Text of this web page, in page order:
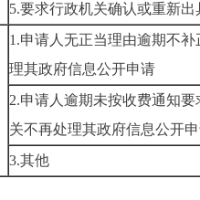
5.要求行政机关确认或重新
1.申请人无正当理由逾期不
理其政府信息公开申请
2.申请人逾期未按收费通知
关不再处理其政府信息公开
3.其他